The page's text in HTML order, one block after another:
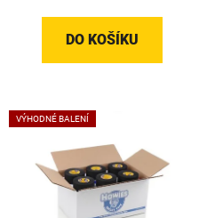
DO KOŠÍKU
VÝHODNÉ BALENÍ